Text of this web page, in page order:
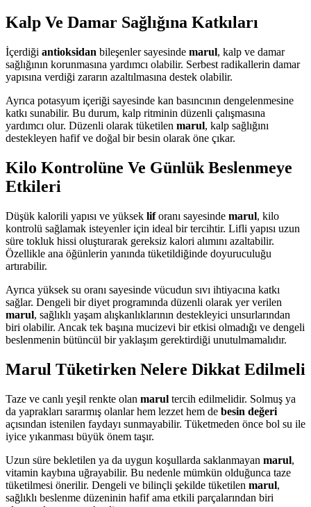
Kalp Ve Damar Sağlığına Katkıları
İçerdiği antioksidan bileşenler sayesinde marul, kalp ve damar
sağlığının korunmasına yardımcı olabilir. Serbest radikallerin damar
yapısına verdiği zararın azaltılmasına destek olabilir.
Ayrıca potasyum içeriği sayesinde kan basıncının dengelenmesine
katkı sunabilir. Bu durum, kalp ritminin düzenli çalışmasına
yardımcı olur. Düzenli olarak tüketilen marul, kalp sağlığını
destekleyen hafif ve doğal bir besin olarak öne çıkar.
Kilo Kontrolüne Ve Günlük Beslenmeye
Etkileri
Düşük kalorili yapısı ve yüksek liforanı sayesinde marul, kilo
kontrolü sağlamak isteyenler için ideal bir tercihtir. Lifli yapısı uzun
süre tokluk hissi oluşturarak gereksiz kalori alımını azaltabilir.
Özellikle ana öğünlerin yanında tüketildiğinde doyuruculuğu
artırabilir.
Ayrıca yüksek su oranı sayesinde vücudun sıvı ihtiyacına katkı
sağlar. Dengeli bir diyet programında düzenli olarak yer verilen
marul, sağlıklı yaşam alışkanlıklarının destekleyici unsurlarından
biri olabilir. Ancak tek başına mucizevi bir etkisi olmadığı ve dengeli
beslenmenin bütüncül bir yaklaşım gerektirdiği unutulmamalıdır.
Marul Tüketirken Nelere Dikkat Edilmeli
Taze ve canlı yeşil renkte olan marul tercih edilmelidir. Solmuş ya
da yaprakları sararmış olanlar hem lezzet hem de besin değeri
açısından istenilen faydayı sunmayabilir. Tüketmeden önce bol su ile
iyice yıkanması büyük önem taşır.
Uzun süre bekletilen ya da uygun koşullarda saklanmayan marul,
vitamin kaybına uğrayabilir. Bu nedenle mümkün olduğunca taze
tüketilmesi önerilir. Dengeli ve bilinçli şekilde tüketilen marul,
sağlıklı beslenme düzeninin hafif ama etkili parçalarından biri